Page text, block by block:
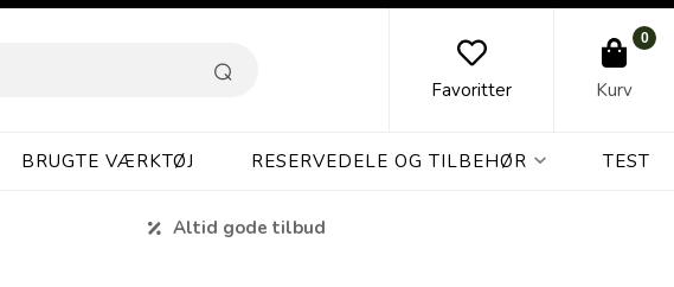
Favoritter
0
Kurv
BRUGTE VÆRKTØJ RESERVEDELE OG TILBEHØR TEST
Altid gode tilbud